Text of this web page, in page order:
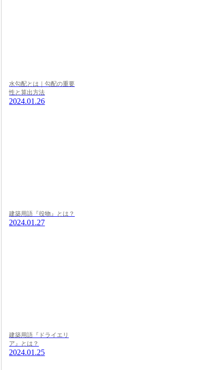
水勾配とは｜勾配の重要
性と算出方法
2024.01.26
建築用語『役物』とは？
2024.01.27
建築用語『ドライエリ
ア』とは？
2024.01.25